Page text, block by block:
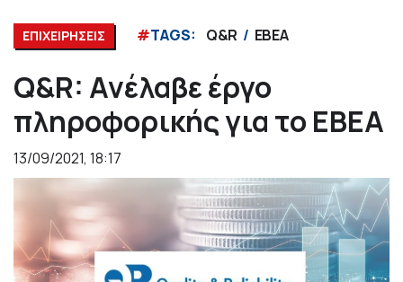
ΕΠΙΧΕΙΡΗΣΕΙΣ #TAGS: Q&R ΕΒΕΑ
Q&R: Ανέλαβε έργο
πληροφορικής για το ΕΒΕΑ
13/09/2021, 18:17